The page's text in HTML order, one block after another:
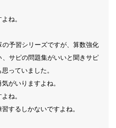
ね。
予習シリーズですが、算数強化
サピの問題集がいいと聞きサピ
っていました。
がいりますよね。
ね。
するしかないですよね。